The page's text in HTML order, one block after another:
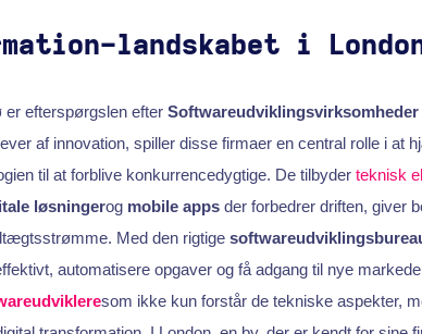
landskabet i
er efterspørgslen efter Softwareudviklingsvirksomheder
af innovation, spiller disse firmaer en central rolle i at
til at forblive konkurrencedygtige. De tilbyder teknisk
løsningerog mobile appsder forbedrer driften, giver
Med den rigtige
automatisere opgaver og få adgang til nye
som ikke kun forstår de tekniske aspekter,